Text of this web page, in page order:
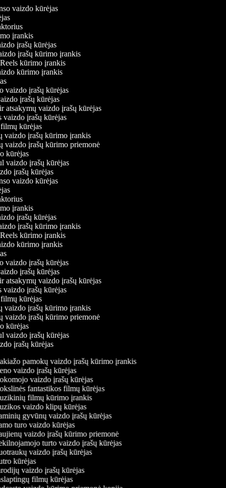
vaizdo kūrėjas
įrankis
įrašų kūrėjas
įrašų kūrimo įrankis
Reels kūrimo įrankis
kūrimo įrankis
vaizdo įrašų kūrėjas
įrašų kūrėjas
atsakymų vaizdo įrašų kūrėjas
vaizdo įrašų kūrėjas
filmų kūrėjas
vaizdo įrašų kūrimo įrankis
vaizdo įrašų kūrimo priemonė
kūrėjas
vaizdo įrašų kūrėjas
įrašų kūrėjas
vaizdo kūrėjas
įrankis
įrašų kūrėjas
įrašų kūrimo įrankis
Reels kūrimo įrankis
kūrimo įrankis
vaizdo įrašų kūrėjas
įrašų kūrėjas
atsakymų vaizdo įrašų kūrėjas
vaizdo įrašų kūrėjas
filmų kūrėjas
vaizdo įrašų kūrimo įrankis
vaizdo įrašų kūrimo priemonė
kūrėjas
vaizdo įrašų kūrėjas
įrašų kūrėjas
pamokų vaizdo įrašų kūrimo įrankis
vaizdo įrašų kūrėjas
vaizdo įrašų kūrėjas
fantastikos filmų kūrėjas
filmų kūrimo įrankis
vaizdo klipų kūrėjas
gyvūnų vaizdo įrašų kūrėjas
turo vaizdo kūrėjas
vaizdo įrašų kūrimo priemonė
turto vaizdo įrašų kūrėjas
vaizdo įrašų kūrėjas
kūrėjas
vaizdo įrašų kūrėjas
filmų kūrėjas